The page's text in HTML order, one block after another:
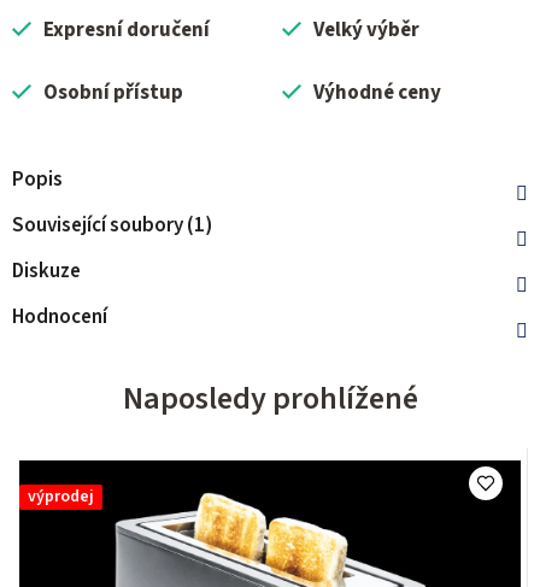
Expresní doručení Velký výběr
Osobní přístup Výhodné ceny
Popis
Související soubory (1)
Diskuze
Hodnocení
Naposledy prohlížené
výprodej